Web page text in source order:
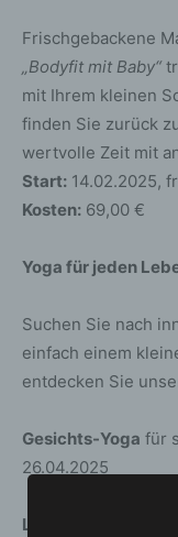
Frischgebackene
„Bodyfit mit Baby“
mit Ihrem kleinen
finden Sie zurück
wertvolle Zeit mit
Start: 14.02.2025,
Kosten: 69,00 €
Yoga für jeden
Suchen Sie nach
einfach einem
entdecken Sie
Gesichts-Yoga für
26.04.2025
Lachyoga